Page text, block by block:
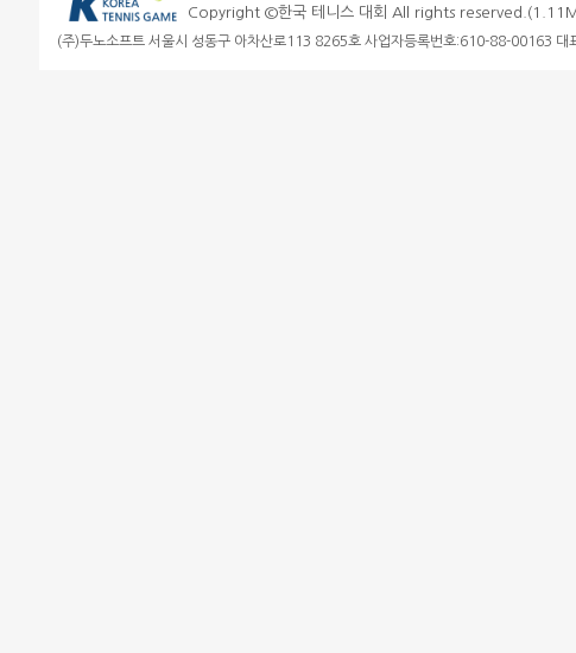
Copyright ©한국 테니스 대회 All rights
(주)두노소프트 서울시 성동구 아차산로113 8265호 사업자등록번호:610-88-00163